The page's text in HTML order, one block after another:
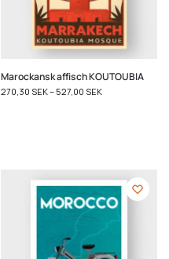
Marockansk affisch KOUTOUBIA
270,30 SEK– 527,00 SEK